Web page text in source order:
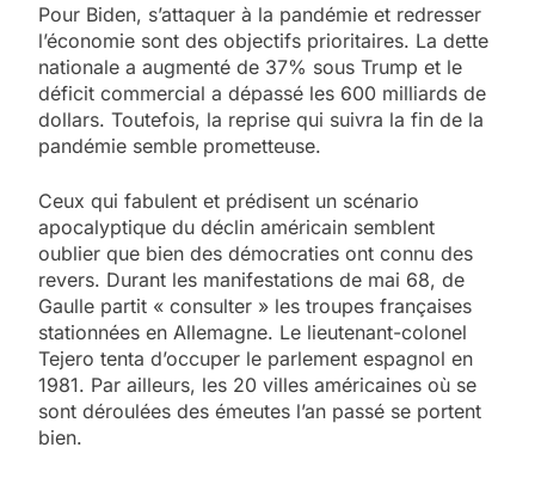
Pour Biden, s’attaquer à la pandémie et redresser
l’économie sont des objectifs prioritaires. La dette
nationale a augmenté de 37% sous Trump et le
déficit commercial a dépassé les 600 milliards de
dollars. Toutefois, la reprise qui suivra la fin de la
pandémie semble prometteuse.
Ceux qui fabulent et prédisent un scénario
apocalyptique du déclin américain semblent
oublier que bien des démocraties ont connu des
revers. Durant les manifestations de mai 68, de
Gaulle partit « consulter » les troupes françaises
stationnées en Allemagne. Le lieutenant-colonel
Tejero tenta d’occuper le parlement espagnol en
1981. Par ailleurs, les 20 villes américaines où se
sont déroulées des émeutes l’an passé se portent
bien.